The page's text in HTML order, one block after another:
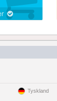
Tyskland